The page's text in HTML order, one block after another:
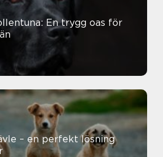
En trygg oas för
– en perfekt lösning